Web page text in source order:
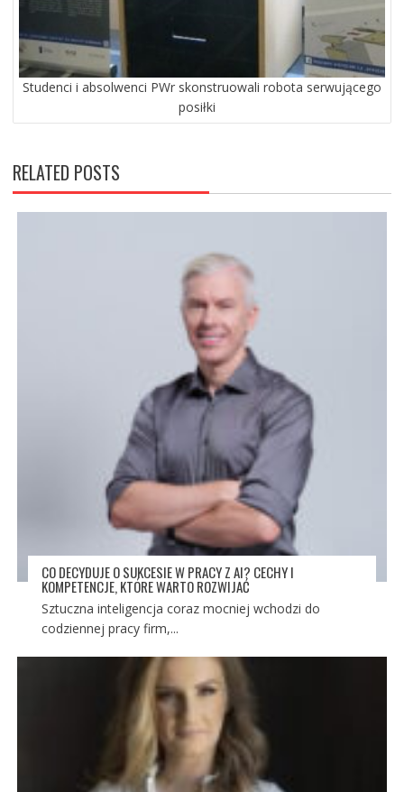
Studenci i absolwenci PWr skonstruowali robota serwującego
posiłki
RELATED POSTS
CO DECYDUJE O SUKCESIE W PRACY Z AI? CECHY I
KOMPETENCJE, KTÓRE WARTO ROZWIJAĆ
Sztuczna inteligencja coraz mocniej wchodzi do
codziennej pracy firm,...